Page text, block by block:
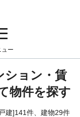
ュー
ション・賃
物件を探す
建]141件、建物29件